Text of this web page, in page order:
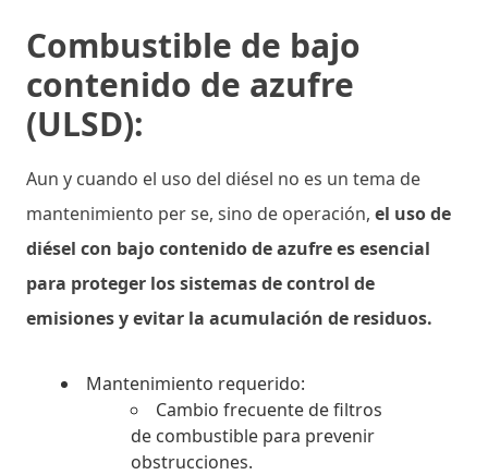
Combustible de bajo
contenido de azufre
(ULSD):
Aun y cuando el uso del diésel no es un tema de
mantenimiento per se, sino de operación, el uso de
diésel con bajo contenido de azufre es esencial
para proteger los sistemas de control de
emisiones y evitar la acumulación de residuos.
Mantenimiento requerido:
Cambio frecuente de filtros
de combustible para prevenir
obstrucciones.